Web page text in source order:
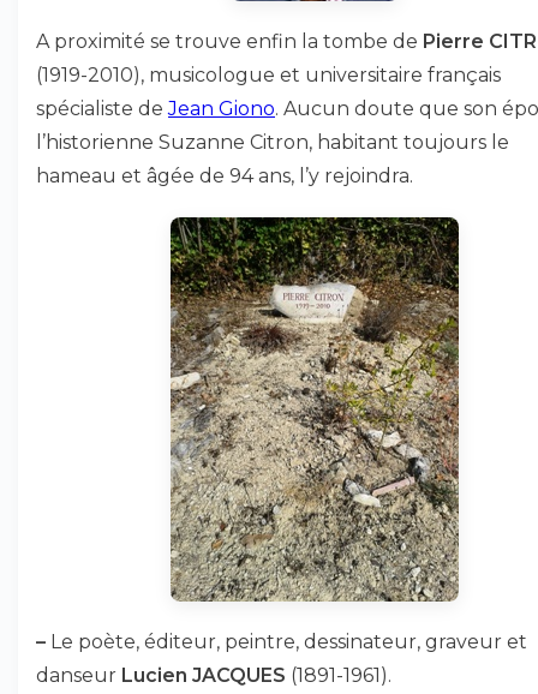
A proximité se trouve enfin la tombe de Pierre
(1919-2010), musicologue et universitaire français
spécialiste deJean Giono. Aucun doute que son
l’historienne Suzanne Citron, habitant toujours le
hameau et âgée de 94 ans, l’y rejoindra.
– Le poète, éditeur, peintre, dessinateur, graveur et
danseur Lucien JACQUES (1891-1961).